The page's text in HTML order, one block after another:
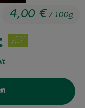
4,00 €/ 100g
Warenkorb